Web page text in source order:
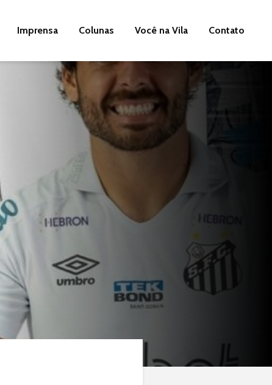
Imprensa Colunas Você na Vila Contato